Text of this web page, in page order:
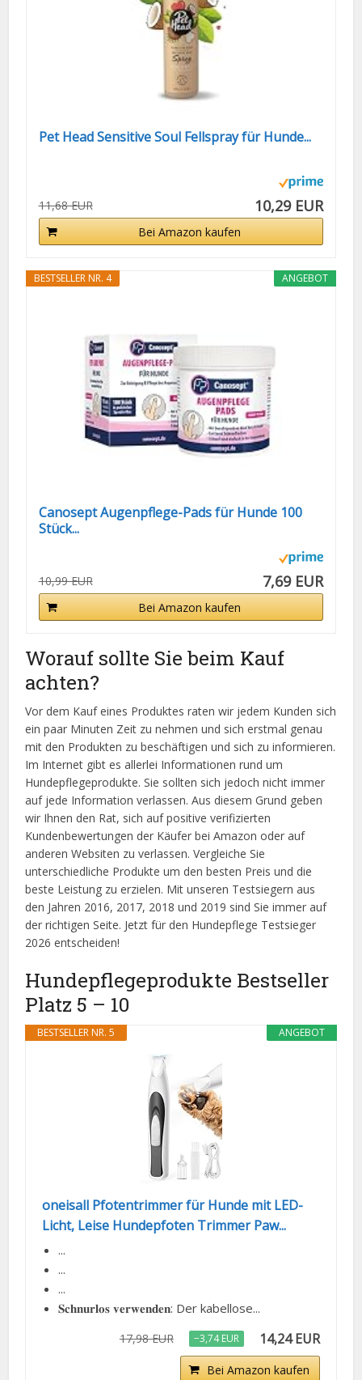
Pet Head Sensitive Soul Fellspray für Hunde...
11,68 EUR 10,29 EUR
Bei Amazon kaufen
ANGEBOT
BESTSELLER NR. 4
Canosept Augenpflege-Pads für Hunde 100
Stück...
10,99 EUR 7,69 EUR
Bei Amazon kaufen
Worauf sollte Sie beim Kauf
achten?
Vor dem Kauf eines Produktes raten wir jedem Kunden sich
ein paar Minuten Zeit zu nehmen und sich erstmal genau
mit den Produkten zu beschäftigen und sich zu informieren.
Im Internet gibt es allerlei Informationen rund um
Hundepflegeprodukte. Sie sollten sich jedoch nicht immer
auf jede Information verlassen. Aus diesem Grund geben
wir Ihnen den Rat, sich auf positive verifizierten
Kundenbewertungen der Käufer bei Amazon oder auf
anderen Websiten zu verlassen. Vergleiche Sie
unterschiedliche Produkte um den besten Preis und die
beste Leistung zu erzielen. Mit unseren Testsiegern aus
den Jahren 2016, 2017, 2018 und 2019 sind Sie immer auf
der richtigen Seite. Jetzt für den Hundepflege Testsieger
2026 entscheiden!
Hundepflegeprodukte Bestseller
Platz 5 – 10
ANGEBOT
BESTSELLER NR. 5
oneisall Pfotentrimmer für Hunde mit LED-
Licht, Leise Hundepfoten Trimmer Paw...
...
...
...
𝐒𝐜𝐡𝐧𝐮𝐫𝐥𝐨𝐬 𝐯𝐞𝐫𝐰𝐞𝐧𝐝𝐞𝐧: Der kabellose...
17,98 EUR −3,74 EUR 14,24 EUR
Bei Amazon kaufen